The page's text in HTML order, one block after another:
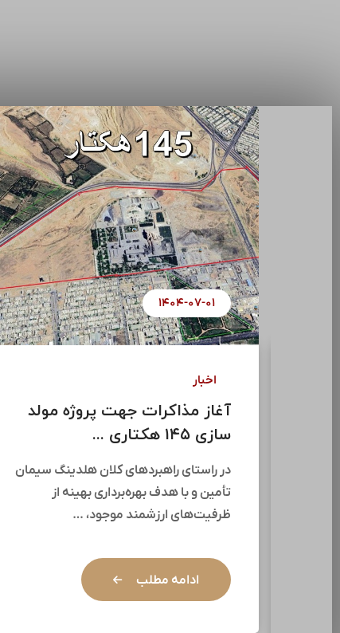
۱۴۰۴-۰۷-۰۱
اخبار
آغاز مذاکرات جهت پروژه مولد
سازی ۱۴۵ هکتاری ...
در راستای راهبردهای کلان هلدینگ سیمان
تأمین و با هدف بهره‌برداری بهینه از
ظرفیت‌های ارزشمند موجود، …
ادامه مطلب